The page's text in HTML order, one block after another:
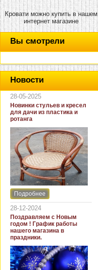
Кровати можно купить в нашем
интернет магазине
Вы смотрели
Новости
28-05-2025
Новинки стульев и кресел
для дачи из пластика и
ротанга
Интернет-магазин "Кровать
и диван" представляет
новинки стульев и кресел
для дачи. В ассортименте
представлены как
бюджетные модели из
пластика для дачи, так и
кресла для загородных
домов из натурального и
искусственного ротанга.
Подробнее
28-12-2024
Поздравляем с Новым
годом ! График работы
нашего магазина в
праздники.